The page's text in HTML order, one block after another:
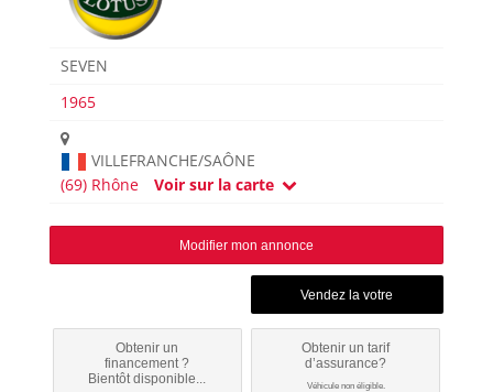
SEVEN
1965
VILLEFRANCHE/SAÔNE
(69) Rhône
Voir sur la carte
Modifier mon annonce
Obtenir un
financement ?
Bientôt disponible...
Obtenir un tarif
d’assurance?
Véhicule non éligible.